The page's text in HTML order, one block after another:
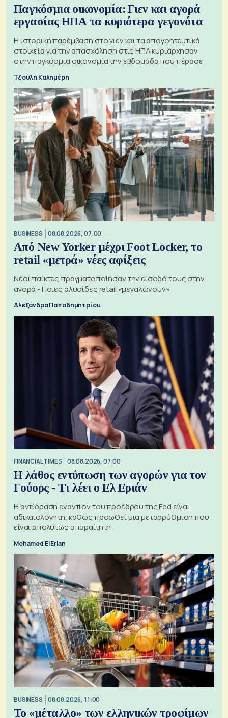
Παγκόσμια οικονομία: Γιεν και αγορά
εργασίας ΗΠΑ τα κυριότερα γεγονότα
Η ιστορική παρέμβαση στο γιεν και τα απογοητευτικά
στοιχεία για την απασχόληση στις ΗΠΑ κυριάρχησαν
στην παγκόσμια οικονομία την εβδομάδα που πέρασε
Τζούλη Καλημέρη
BUSINESS 08.08.2026, 07:00
Από New Yorker μέχρι Foot Locker, το
retail «μετρά» νέες αφίξεις
Νέοι παίκτες πραγματοποίησαν την είσοδό τους στην
αγορά - Ποιες αλυσίδες retail «μεγαλώνουν»
Αλεξάνδρα Παπαδημητρίου
FINANCIAL TIMES 08.08.2026, 07:00
Η λάθος εντύπωση των αγορών για τον
Γούορς - Τι λέει ο Ελ Εριάν
Η αντίδραση εναντίον του προέδρου της Fed είναι
αδικαιολόγητη, καθώς προωθεί μια μεταρρύθμιση που
είναι απολύτως απαραίτητη
Mohamed El Erian
BUSINESS 08.08.2026, 11:00
Το «μέταλλο» των ελληνικών τροφίμων